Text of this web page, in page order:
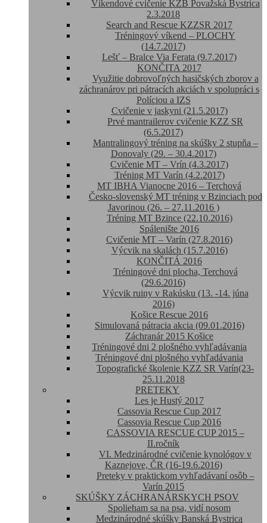
Víkendové cvičenie KZB Považská Bystrica
2.3.2018
Search and Rescue KZZSR 2017
Tréningový víkend – PLOCHY
(14.7.2017)
Lešť – Bralce Via Ferata (9.7.2017)
KONČITA 2017
Využitie dobrovoľných hasičských zborov a
záchranárov pri pátracích akciách v spolupráci s
Políciou a IZS
Cvičenie v jaskyni (21.5.2017)
Prvé mantrailerov cvičenie KZZ SR
(6.5.2017)
Mantralingový tréning na skúšky 2 stupňa –
Donovaly (29. – 30.4.2017)
Cvičenie MT – Vrín (4.3.2017)
Tréning MT Varín (4.2.2017)
MT IBHA Vianocne 2016 – Terchová
Česko-slovenský MT tréning v Bzinciach pod
Javorinou (26. – 27.11.2016 )
Tréning MT Bzince (22.10.2016)
Spálenište 2016
Cvičenie MT – Varín (27.8.2016)
Výcvik na skalách (15.7.2016)
KONČITÁ 2016
Tréningové dni plocha, Terchová
(29.6.2016)
Výcvik ruiny v Rakúsku (13. -14. júna
2016)
Košice Rescue 2016
Simulovaná pátracia akcia (09.01.2016)
Záchranár 2015 Košice
Tréningové dni 2 plošného vyhľadávania
Tréningové dni plošného vyhľadávania
Topografické školenie KZZ SR Varín(23-
25.11.2018
PRETEKY
Les je Hustý 2017
Cassovia Rescue Cup 2017
Cassovia Rescue Cup 2016
CASSOVIA RESCUE CUP 2015 –
II.ročník
VI. Medzinárodné cvičenie kynológov v
Kaznejove, ČR (16-19.6.2016)
Preteky v praktickom vyhľadávaní osôb –
Varín 2015
SKÚŠKY ZÁCHRANÁRSKYCH PSOV
Spolieham sa na psa, vidí nosom
Medzinárodné skúšky Banská Bystrica